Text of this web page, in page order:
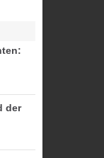
der